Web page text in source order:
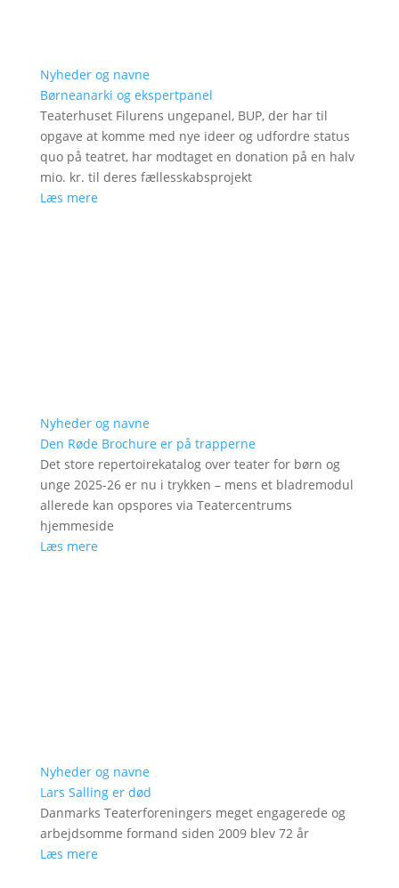
Nyheder og navne
Børneanarki og ekspertpanel
Teaterhuset Filurens ungepanel, BUP, der har til
opgave at komme med nye ideer og udfordre status
quo på teatret, har modtaget en donation på en halv
mio. kr. til deres fællesskabsprojekt
Læs mere
Nyheder og navne
Den Røde Brochure er på trapperne
Det store repertoirekatalog over teater for børn og
unge 2025-26 er nu i trykken – mens et bladremodul
allerede kan opspores via Teatercentrums
hjemmeside
Læs mere
Nyheder og navne
Lars Salling er død
Danmarks Teaterforeningers meget engagerede og
arbejdsomme formand siden 2009 blev 72 år
Læs mere